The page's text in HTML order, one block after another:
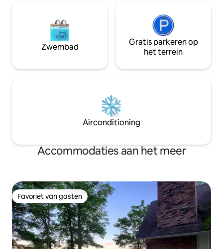
Zwembad
Gratis parkeren op
het terrein
Airconditioning
Accommodaties aan het meer
Favoriet van gasten
Favoriet van gasten